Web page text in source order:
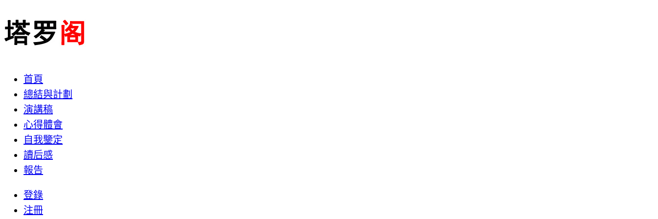
首頁
總結與計劃
演講稿
心得體會
自我鑒定
讀后感
報告
登錄
注冊